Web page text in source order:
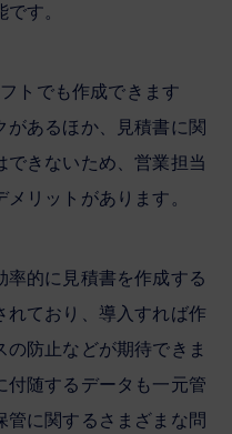
す。
トでも作成できます
があるほか、見積書に関
きないため、営業担当
リットがあります。
率的に見積書を作成する
れており、導入すれば作
防止などが期待できま
付随するデータも一元管
に関するさまざまな問